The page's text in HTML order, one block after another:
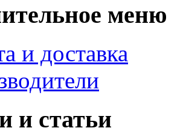
меню
и доставка
и статьи